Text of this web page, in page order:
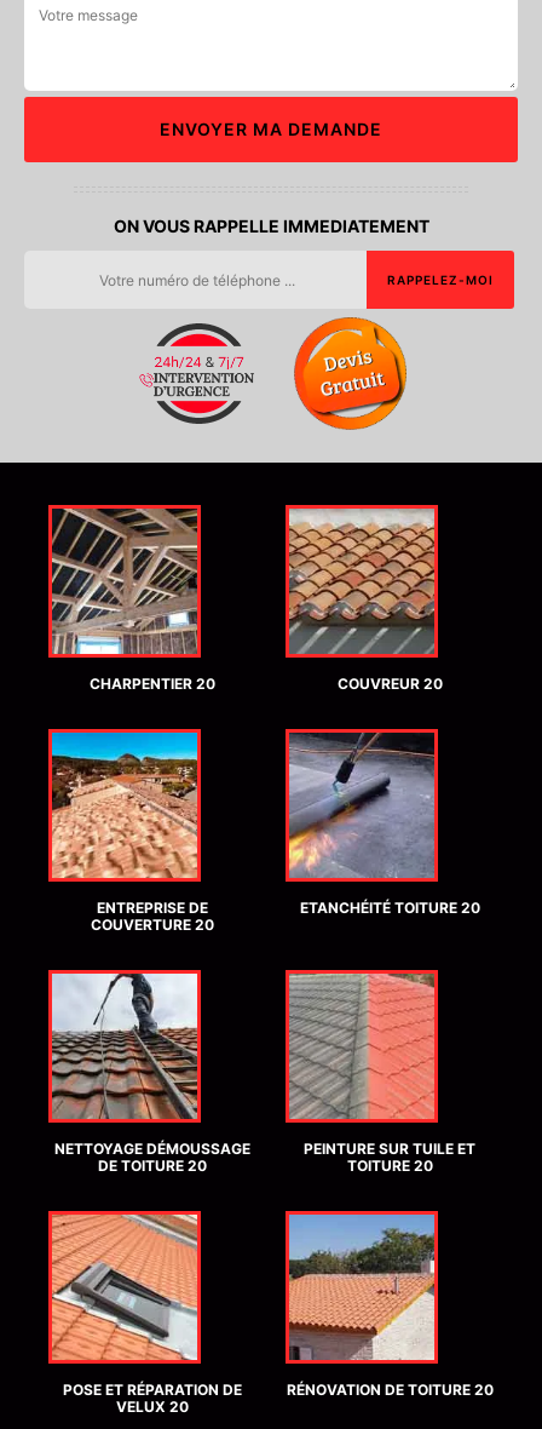
ON VOUS RAPPELLE IMMEDIATEMENT
CHARPENTIER 20 COUVREUR 20
ENTREPRISE DE
COUVERTURE 20
ETANCHÉITÉ TOITURE 20
NETTOYAGE DÉMOUSSAGE
DE TOITURE 20
PEINTURE SUR TUILE ET
TOITURE 20
POSE ET RÉPARATION DE
VELUX 20
RÉNOVATION DE TOITURE 20